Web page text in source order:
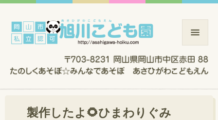
製作したよ🌻ひまわりぐみ